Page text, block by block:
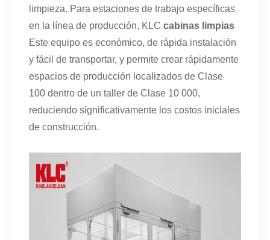
limpieza. Para estaciones de trabajo específicas
en la línea de producción, KLC cabinas limpias
Este equipo es económico, de rápida instalación
y fácil de transportar, y permite crear rápidamente
espacios de producción localizados de Clase
100 dentro de un taller de Clase 10 000,
reduciendo significativamente los costos iniciales
de construcción.